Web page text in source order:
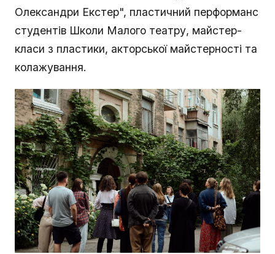
Олександри Екстер", пластичний перформанс
студентів Школи Малого театру, майстер-
класи з пластики, акторської майстерності та
колажування.